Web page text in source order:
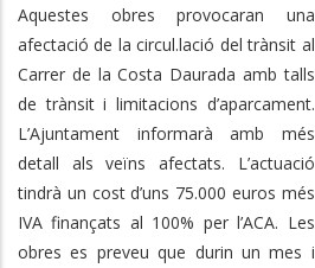
Aquestes obres provocaran una
afectació de la circul.lació del trànsit al
Carrer de la Costa Daurada amb talls
de trànsit i limitacions d’aparcament.
L’Ajuntament informarà amb més
detall als veïns afectats. L’actuació
tindrà un cost d’uns 75.000 euros més
IVA finançats al 100% per l’ACA. Les
obres es preveu que durin un mes i